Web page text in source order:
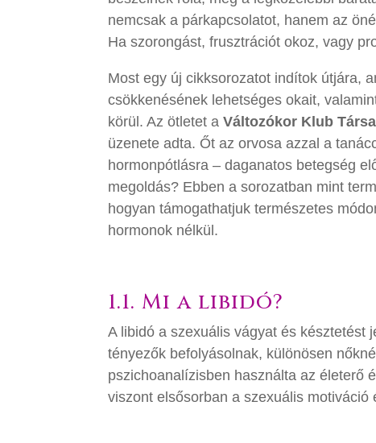
nemcsak a párkapcsolatot, hanem az
Ha szorongást, frusztrációt okoz, vagy
Most egy új cikksorozatot indítok útjára,
csökkenésének lehetséges okait,
körül. Az ötletet a Változókor Klub
üzenete adta. Őt az orvosa azzal a
hormonpótlásra – daganatos betegség
megoldás? Ebben a sorozatban mint
hogyan támogathatjuk természetes
hormonok nélkül.
1.1. Mi a libidó?
A libidó a szexuális vágyat és késztetést
tényezők befolyásolnak, különösen
pszichoanalízisben használta az életerő
viszont elsősorban a szexuális